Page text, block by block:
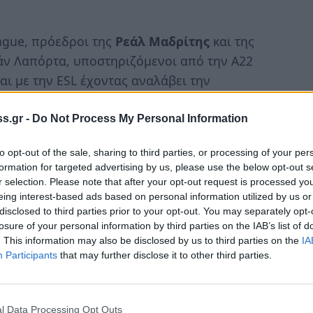
- Do Not Process My Personal Information
opt-out of the sale, sharing to third parties, or processing of your
for targeted advertising by us, please use the below opt-out
selection. Please note that after your opt-out request is processed
interest-based ads based on personal information utilized by us
to third parties prior to your opt-out. You may separately
of your personal information by third parties on the IAB’s list of
This information may also be disclosed by us to third parties on the
Participants that may further disclose it to other third parties.
Data Processing Opt Outs
πρόεδροι της Ρεάλ Μαδρίτης και της
Λαπόρτα, υποστηριζόμενοι από την A22
με την ESL έχοντας αναλάβει την
αποφασισμένοι από ποτέ, παρά την
μέλους της «ισχυρής παρέας»- Αντρέα
travaillent en sous-main pour créer
différente de sa première
pic.twitter.com/fKJL3c8L9z
23, 2023
πρόκειται να εκδώσει την απόφασή του